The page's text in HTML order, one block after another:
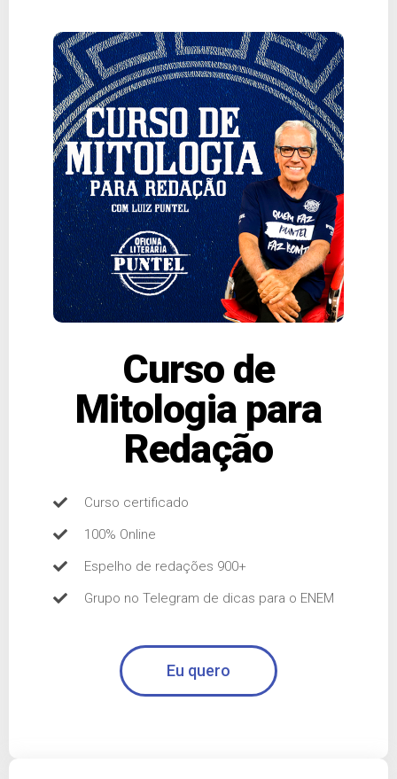
Curso de
Mitologia para
Redação
Curso certificado
100% Online
Espelho de redações 900+
Grupo no Telegram de dicas para o ENEM
Eu quero